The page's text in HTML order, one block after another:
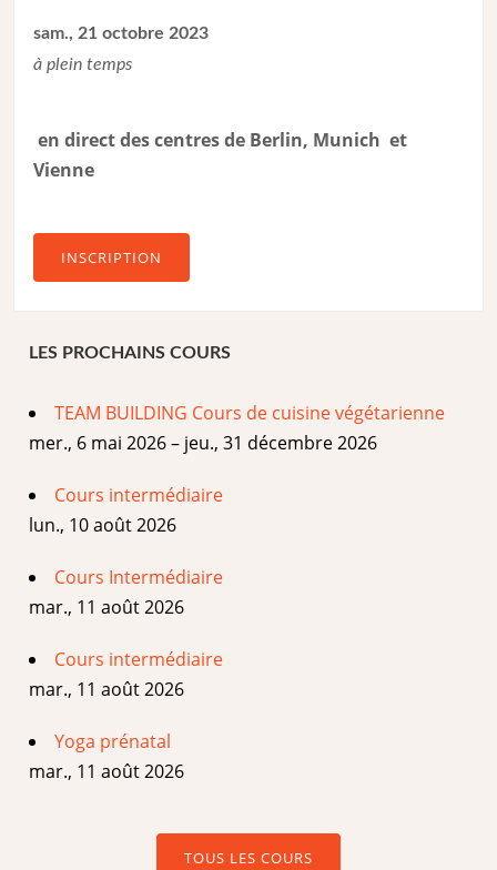
sam., 21 octobre 2023
à plein temps
en direct des centres de Berlin, Munich et
Vienne
INSCRIPTION
LES PROCHAINS COURS
TEAM BUILDING Cours de cuisine végétarienne
mer., 6 mai 2026 – jeu., 31 décembre 2026
Cours intermédiaire
lun., 10 août 2026
Cours Intermédiaire
mar., 11 août 2026
Cours intermédiaire
mar., 11 août 2026
Yoga prénatal
mar., 11 août 2026
TOUS LES COURS